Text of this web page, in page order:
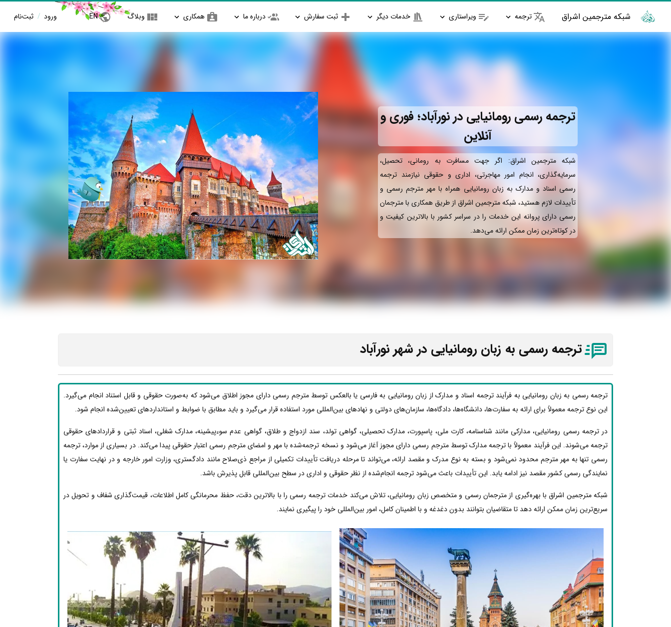
شبکه مترجمین اشراق ترجمه ویراستاری خدمات دیگر ثبت سفارش درباره ما همکاری وبلاگ EN ورود / ثبت‌نام
ترجمه رسمی رومانیایی در نورآباد؛ فوری و
آنلاین
شبکه مترجمین اشراق: اگر جهت مسافرت به رومانی، تحصیل،
سرمایه‌گذاری، انجام امور مهاجرتی، اداری و حقوقی نیازمند ترجمه
رسمی اسناد و مدارک به زبان رومانیایی همراه با مهر مترجم رسمی و
تأییدات لازم هستید، شبکه مترجمین اشراق از طریق همکاری با مترجمان
رسمی دارای پروانه این خدمات را در سراسر کشور با بالاترین کیفیت و
در کوتاه‌ترین زمان ممکن ارائه می‌دهد.
ترجمه رسمی به زبان رومانیایی در شهر نورآباد
ترجمه رسمی به زبان رومانیایی به فرآیند ترجمه اسناد و مدارک از زبان رومانیایی به فارسی یا بالعکس توسط مترجم رسمی دارای مجوز اطلاق می‌شود که به‌صورت حقوقی و قابل استناد انجام می‌گیرد.
این نوع ترجمه معمولاً برای ارائه به سفارت‌ها، دانشگاه‌ها، دادگاه‌ها، سازمان‌های دولتی و نهادهای بین‌المللی مورد استفاده قرار می‌گیرد و باید مطابق با ضوابط و استانداردهای تعیین‌شده انجام شود.
در ترجمه رسمی رومانیایی، مدارکی مانند شناسنامه، کارت ملی، پاسپورت، مدارک تحصیلی، گواهی تولد، سند ازدواج و طلاق، گواهی عدم سوءپیشینه، مدارک شغلی، اسناد ثبتی و قراردادهای حقوقی
ترجمه می‌شوند. این فرآیند معمولاً با ترجمه مدارک توسط مترجم رسمی دارای مجوز آغاز می‌شود و نسخه ترجمه‌شده با مهر و امضای مترجم رسمی اعتبار حقوقی پیدا می‌کند. در بسیاری از موارد، ترجمه
رسمی تنها به مهر مترجم محدود نمی‌شود و بسته به نوع مدرک و مقصد ارائه، می‌تواند تا مرحله دریافت تأییدات تکمیلی از مراجع ذی‌صلاح مانند دادگستری، وزارت امور خارجه و در نهایت سفارت یا
نمایندگی رسمی کشور مقصد نیز ادامه یابد. این تأییدات باعث می‌شود ترجمه انجام‌شده از نظر حقوقی و اداری در سطح بین‌المللی قابل پذیرش باشد.
شبکه مترجمین اشراق با بهره‌گیری از مترجمان رسمی و متخصص زبان رومانیایی، تلاش می‌کند خدمات ترجمه رسمی را با بالاترین دقت، حفظ محرمانگی کامل اطلاعات، قیمت‌گذاری شفاف و تحویل در
سریع‌ترین زمان ممکن ارائه دهد تا متقاضیان بتوانند بدون دغدغه و با اطمینان کامل، امور بین‌المللی خود را پیگیری نمایند.